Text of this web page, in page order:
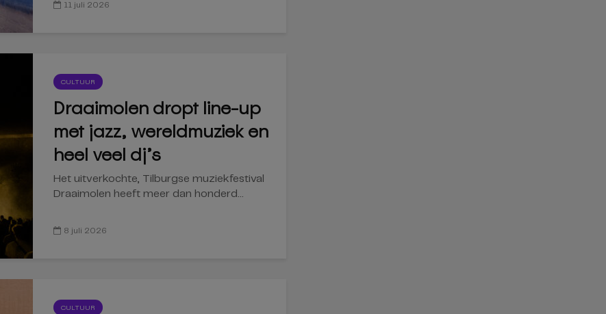
11 juli 2026
CULTUUR
Draaimolen dropt line-up
met jazz, wereldmuziek en
heel veel dj’s
Het uitverkochte, Tilburgse muziekfestival
Draaimolen heeft meer dan honderd...
8 juli 2026
CULTUUR